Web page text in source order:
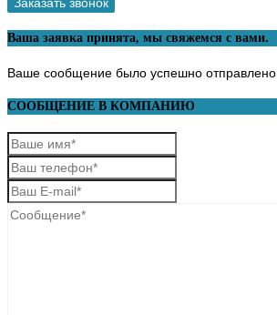
Заказать звонок
Ваша заявка принята, мы свяжемся с вами.
Ваше сообщение было успешно отправлено
СООБЩЕНИЕ В КОМПАНИЮ